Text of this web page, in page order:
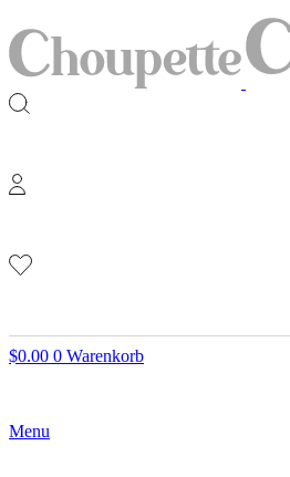
$0.00 0 Warenkorb
Menu